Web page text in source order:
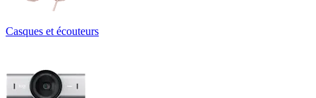
Casques et écouteurs